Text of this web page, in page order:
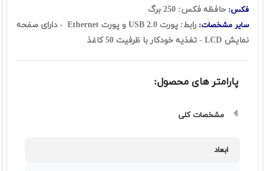
فکس: حافظه فکس: 250 برگ
سایر مشخصات:
رابط: پورت USB 2.0 و پورت Ethernet - دارای صفحه
نمایش LCD - تغذیه خودکار با ظرفیت 50 کاغذ
پارامتر های محصول:
مشخصات کلی
ابعاد